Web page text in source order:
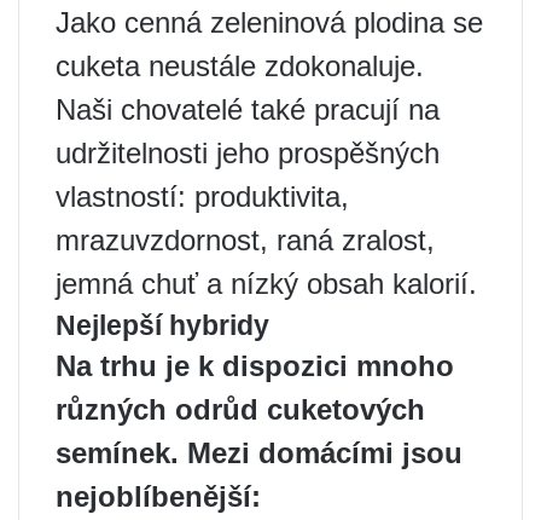
Jako cenná zeleninová plodina se
cuketa neustále zdokonaluje.
Naši chovatelé také pracují na
udržitelnosti jeho prospěšných
vlastností: produktivita,
mrazuvzdornost, raná zralost,
jemná chuť a nízký obsah kalorií.
Nejlepší hybridy
Na trhu je k dispozici mnoho
různých odrůd cuketových
semínek. Mezi domácími jsou
nejoblíbenější: